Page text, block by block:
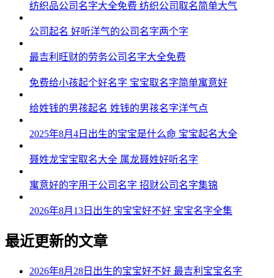
纺织品公司名字大全免费 纺织公司取名简单大气
公司起名 好听洋气的公司名字两个字
最吉利旺财的劳务公司名字大全免费
免费给小孩起个好名字 宝宝取名字简单寓意好
给姓钱的男孩起名 姓钱的男孩名字洋气点
2025年8月4日出生的宝宝是什么命 宝宝起名大全
聂姓龙宝宝取名大全 属龙聂姓好听名字
寓意好的字用于公司名字 招财公司名字集锦
2026年8月13日出生的宝宝好不好 宝宝名字全集
最近更新的文章
2026年8月28日出生的宝宝好不好 最吉利宝宝名字